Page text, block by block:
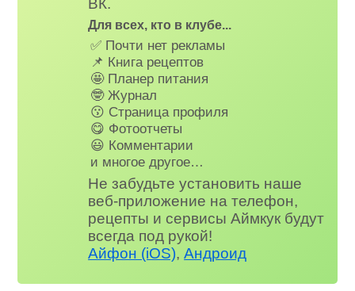
ВК.
Для всех, кто в клубе...
✅ Почти нет рекламы
📌 Книга рецептов
🤩 Планер питания
🤓 Журнал
😗 Страница профиля
😋 Фотоотчеты
😃 Комментарии
и многое другое…
Не забудьте установить наше
веб-приложение на телефон,
рецепты и сервисы Аймкук будут
всегда под рукой!
Айфон (iOS),Андроид